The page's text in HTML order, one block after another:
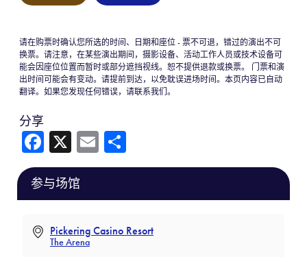
请在购票时确认您所选的时间、日期和座位 - 票不可退，错过的演出不可
换票。请注意，在某些演出期间，摄影设备、活动工作人员或技术设备可
能会因座位位置而暂时或部分遮挡视线。恕不提供退款或换票。 门票和演
出时间可能会有变动。请提前到达，以免耽误进场时间。本页内容已自动
翻译。如果您发现任何错误，请联系我们。
分享
Fa
ce
b
o
ok
X
E
m 享
参与场馆
Pickering Casino Resort
The Arena